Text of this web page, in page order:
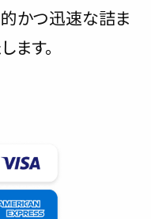
かつ迅速な詰ま
ます。